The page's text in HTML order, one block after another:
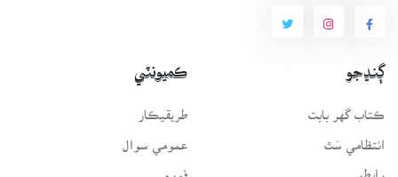
ڳنڍجو
ڪتاب گهر بابت
انتظامي سَٿ
رابطو
ڪميونٽي
طريقيڪار
عمومي سوال
فورم